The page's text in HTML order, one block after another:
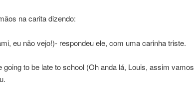
na carita dizendo:
eu não vejo!)- respondeu ele, com uma carinha triste.
to be late to school (Oh anda lá, Louis, assim vamos